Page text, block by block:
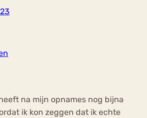
na mijn opnames nog bijna
ik kon zeggen dat ik echte